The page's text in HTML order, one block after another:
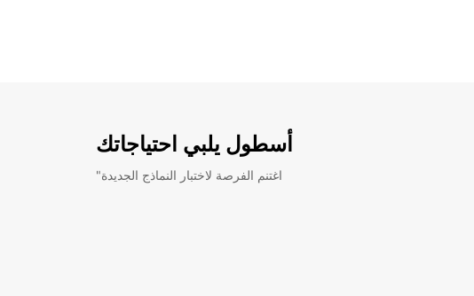
أسطول يلبي احتياجاتك
"اغتنم الفرصة لاختبار النماذج الجديدة